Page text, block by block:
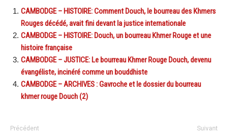
CAMBODGE – HISTOIRE: Comment Douch, le bourreau des Khmers
Rouges décédé, avait fini devant la justice internationale
CAMBODGE – HISTOIRE: Douch, un bourreau Khmer Rouge et une
histoire française
CAMBODGE – JUSTICE: Le bourreau Khmer Rouge Douch, devenu
évangéliste, incinéré comme un bouddhiste
CAMBODGE – ARCHIVES : Gavroche et le dossier du bourreau
khmer rouge Douch (2)
Précédent Suivant